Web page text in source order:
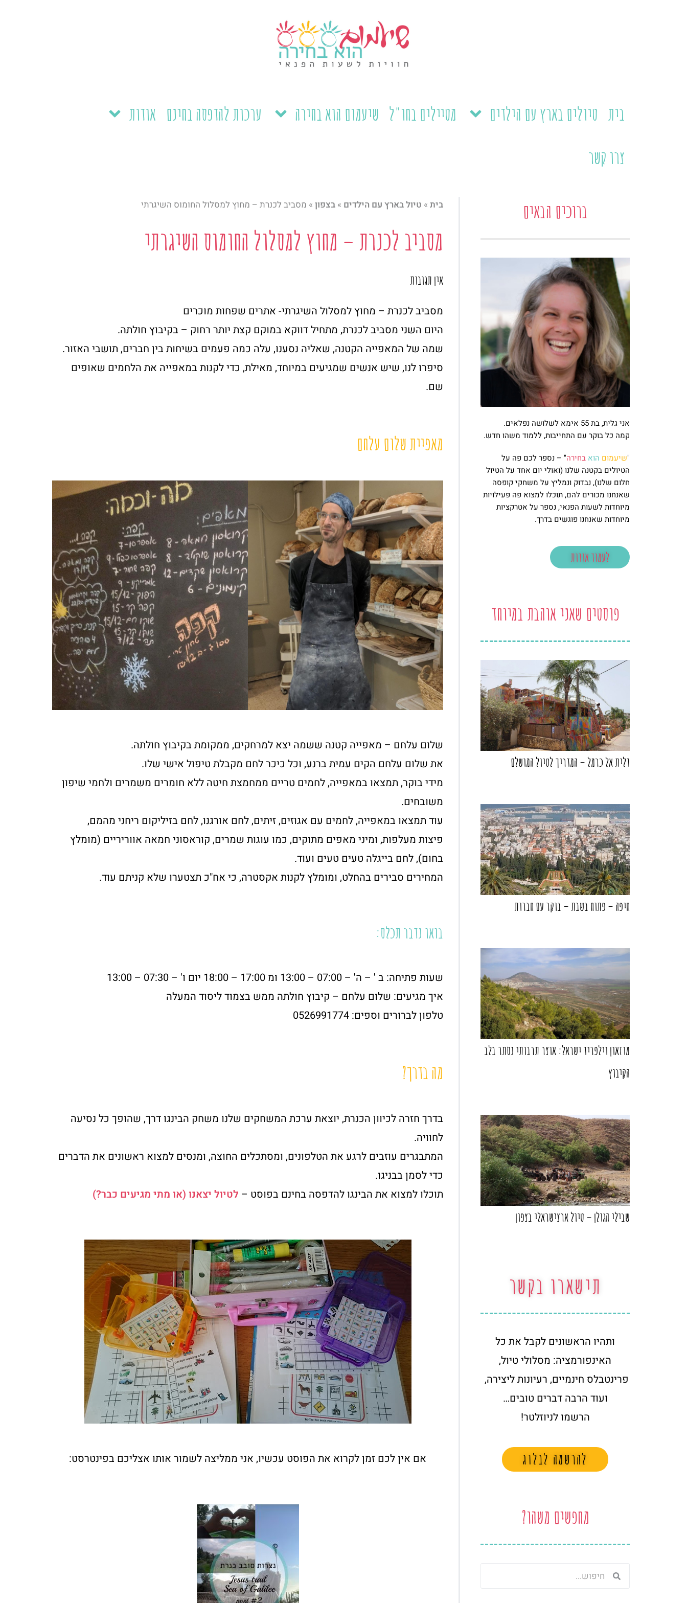
בית טיולים בארץ עם הילדים מטיילים בחו"ל שיעמום הוא בחירה ערכות להדפסה בחינם אודות
צרו קשר
ברוכים הבאים
אני גלית, בת 55 אימא לשלושה נפלאים.
קמה כל בוקר עם התחייבות, ללמוד משהו חדש.
"שיעמום הוא בחירה" – נספר לכם פה על
הטיולים בקטנה שלנו (ואולי יום אחד על הטיול
חלום שלנו), נבדוק ונמליץ על משחקי קופסה
שאנחנו מכורים להם, תוכלו למצוא פה פעילויות
מיוחדות לשעות הפנאי, נספר על אטרקציות
מיוחדות שאנחנו פוגשים בדרך.
לעמוד אודות
פוסטים שאני אוהבת במיוחד
דלית אל כרמל – המדריך לטיול המושלם
חיפה – פתוח בשבת – בוקר עם חברות
מוזאון וילפריד ישראל: אוצר תרבותי נסתר בלב
הקיבוץ
שבילי הגולן – טיול ארצישראלי בצפון
תישארו בקשר
ותהיו הראשונים לקבל את כל
האינפורמציה: מסלולי טיול,
פרינטבלס חינמיים, רעיונות ליצירה,
ועוד הרבה דברים טובים…
הרשמו לניוזלטר!
להרשמה לבלוג
מחפשים משהו?
חיפוש
בית » טיול בארץ עם הילדים » בצפון » מסביב לכנרת – מחוץ למסלול החומוס השיגרתי
מסביב לכנרת – מחוץ למסלול החומוס השיגרתי
אין תגובות
מסביב לכנרת – מחוץ למסלול השיגרתי- אתרים שפחות מוכרים
היום השני מסביב לכנרת, מתחיל דווקא במוקם קצת יותר רחוק – בקיבוץ חולתה.
שמה של המאפייה הקטנה, שאליה נסענו, עלה כמה פעמים בשיחות בין חברים, תושבי האזור.
סיפרו לנו, שיש אנשים שמגיעים במיוחד, מאילת, כדי לקנות במאפייה את הלחמים שאופים
שם.
מאפיית שלום עלחם
שלום עלחם – מאפייה קטנה ששמה יצא למרחקים, ממקומת בקיבוץ חולתה.
את שלום עלחם הקים עמית ברנע, וכל כיכר לחם מקבלת טיפול אישי שלו.
מידי בוקר, תמצאו במאפייה, לחמים טריים ממחמצת חיטה ללא חומרים משמרים ולחמי שיפון
משובחים.
עוד תמצאו במאפייה, לחמים עם אגוזים, זיתים, לחם אורגנו, לחם בזיליקום ריחני מהמם,
פיצות מעלפות, ומיני מאפים מתוקים, כמו עוגות שמרים, קוראסוני חמאה אווריריים (מומלץ
בחום), לחם בייגלה טעים טעים ועוד.
המחירים סבירים בהחלט, ומומלץ לקנות אקסטרה, כי אח"כ תצטערו שלא קניתם עוד.
בואו נדבר תכלס:
שעות פתיחה: ב ' – ה' – 07:00 – 13:00 ומ 17:00 – 18:00 יום ו' – 07:30 – 13:00
איך מגיעים: שלום עלחם – קיבוץ חולתה ממש בצמוד ליסוד המעלה
טלפון לברורים וספים: 0526991774
מה בדרך?
בדרך חזרה לכיוון הכנרת, יוצאת ערכת המשחקים שלנו משחק הבינגו דרך, שהופך כל נסיעה
לחוויה.
המתבגרים עוזבים לרגע את הטלפונים, ומסתכלים החוצה, ומנסים למצוא ראשונים את הדברים
כדי לסמן בבניגו.
תוכלו למצוא את הבינגו להדפסה בחינם בפוסט – לטיול יצאנו (או מתי מגיעים כבר?)
אם אין לכם זמן לקרוא את הפוסט עכשיו, אני ממליצה לשמור אותו אצליכם בפינטרסט: